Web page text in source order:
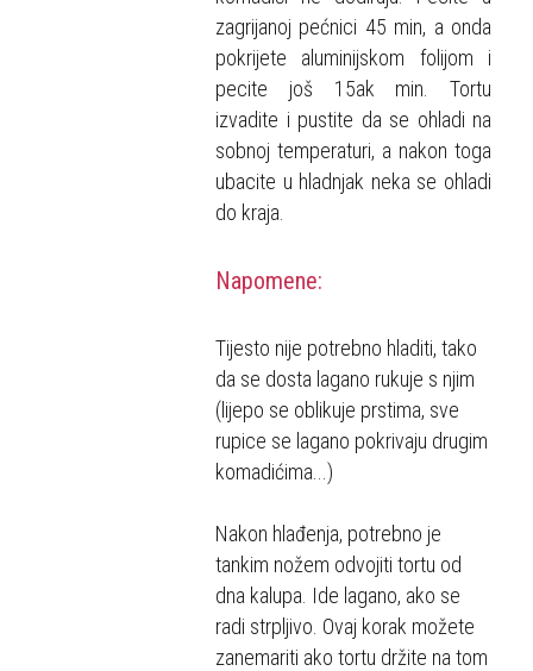
zagrijanoj pećnici 45 min, a onda
pokrijete aluminijskom folijom i
pecite još 15ak min. Tortu
izvadite i pustite da se ohladi na
sobnoj temperaturi, a nakon toga
ubacite u hladnjak neka se ohladi
do kraja.
Napomene:
Tijesto nije potrebno hladiti, tako
da se dosta lagano rukuje s njim
(lijepo se oblikuje prstima, sve
rupice se lagano pokrivaju drugim
komadićima...)
Nakon hlađenja, potrebno je
tankim nožem odvojiti tortu od
dna kalupa. Ide lagano, ako se
radi strpljivo. Ovaj korak možete
zanemariti ako tortu držite na tom